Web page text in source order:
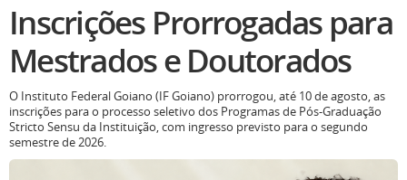
Inscrições Prorrogadas para
Mestrados e Doutorados
O Instituto Federal Goiano (IF Goiano) prorrogou, até 10 de agosto, as
inscrições para o processo seletivo dos Programas de Pós-Graduação
Stricto Sensu da Instituição, com ingresso previsto para o segundo
semestre de 2026.